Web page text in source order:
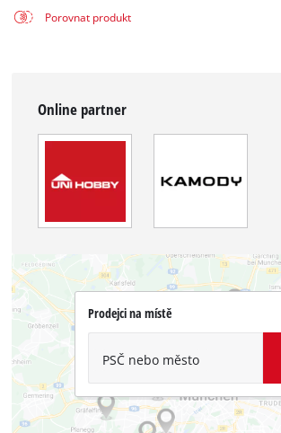
Porovnat produkt
Online partner
Prodejci na místě
PSČ nebo město